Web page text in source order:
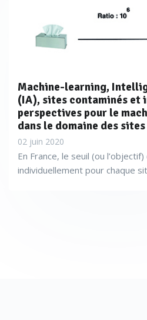
déclenchent un processus
séquestration des polluants lors
géotextile. Les terres sont
nécessiter de transport,
D’autres acteurs comme
aussi sur l’encapsulage par
surtout que les eaux de pluie
polluants et partent après dans
Machine-learning,
(IA), sites contaminés et
perspectives pour le
dans le domaine des
02 juin 2020
En France, le seuil (ou
individuellement pour chaque